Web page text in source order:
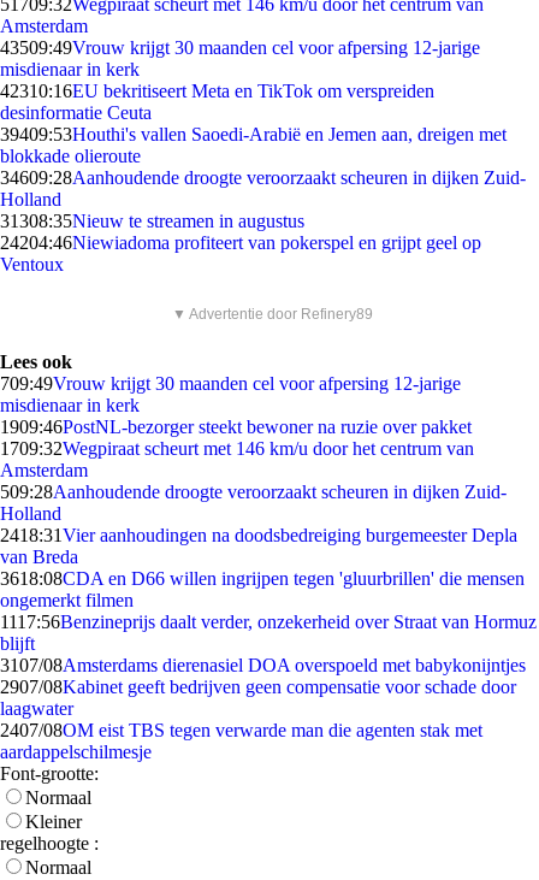
51709:32Wegpiraat scheurt met 146 km/u door het centrum van
Amsterdam
43509:49Vrouw krijgt 30 maanden cel voor afpersing 12-jarige
misdienaar in kerk
42310:16EU bekritiseert Meta en TikTok om verspreiden
desinformatie Ceuta
39409:53Houthi's vallen Saoedi-Arabië en Jemen aan, dreigen met
blokkade olieroute
34609:28Aanhoudende droogte veroorzaakt scheuren in dijken Zuid-
Holland
31308:35Nieuw te streamen in augustus
24204:46Niewiadoma profiteert van pokerspel en grijpt geel op
Ventoux
▼ Advertentie door Refinery89
Lees ook
709:49Vrouw krijgt 30 maanden cel voor afpersing 12-jarige
misdienaar in kerk
1909:46PostNL-bezorger steekt bewoner na ruzie over pakket
1709:32Wegpiraat scheurt met 146 km/u door het centrum van
Amsterdam
509:28Aanhoudende droogte veroorzaakt scheuren in dijken Zuid-
Holland
2418:31Vier aanhoudingen na doodsbedreiging burgemeester Depla
van Breda
3618:08CDA en D66 willen ingrijpen tegen 'gluurbrillen' die mensen
ongemerkt filmen
1117:56Benzineprijs daalt verder, onzekerheid over Straat van Hormuz
blijft
3107/08Amsterdams dierenasiel DOA overspoeld met babykonijntjes
2907/08Kabinet geeft bedrijven geen compensatie voor schade door
laagwater
2407/08OM eist TBS tegen verwarde man die agenten stak met
aardappelschilmesje
Font-grootte:
Normaal
Kleiner
regelhoogte :
Normaal